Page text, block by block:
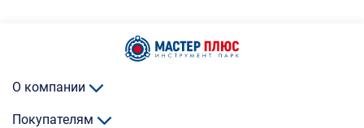
О компании
Покупателям